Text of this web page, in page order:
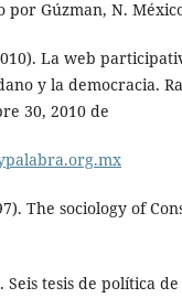
por Gúzman, N.
La web
y la democracia.
30, 2010 de
The sociology of
Seis tesis de política